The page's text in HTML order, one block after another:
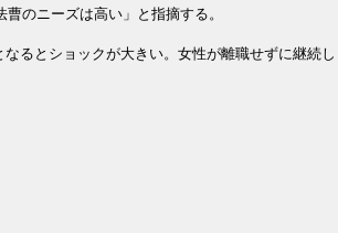
のニーズは高い」と指摘する。
るとショックが大きい。女性が離職せずに継続し